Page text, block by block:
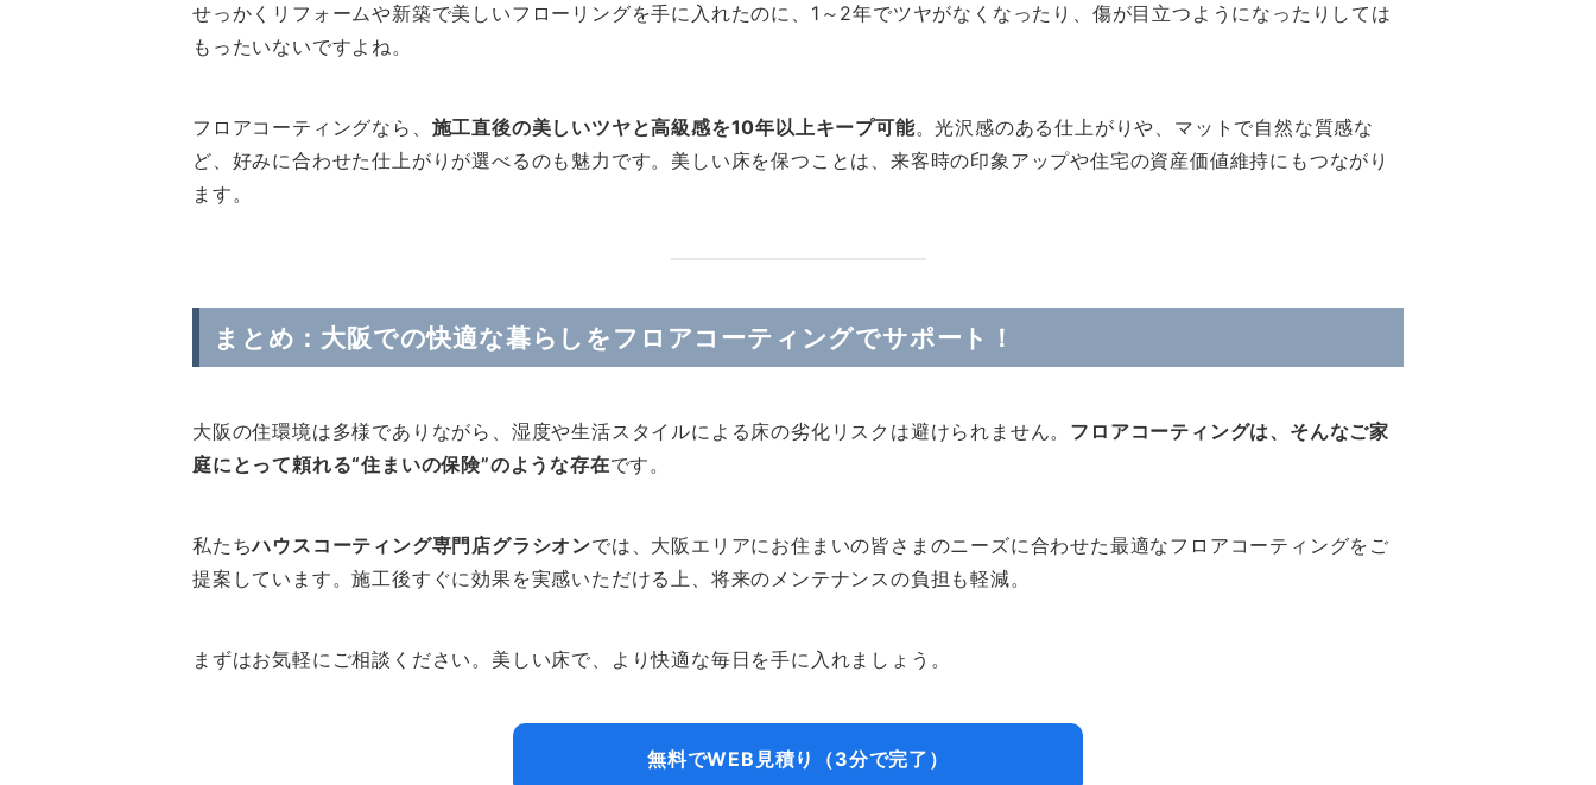
せっかくリフォームや新築で美しいフローリングを手に入れたのに、1～2年でツヤがなくなったり、傷が目立つようになったりしては
もったいないですよね。
フロアコーティングなら、 施工直後の美しいツヤと高級感を10年以上キープ可能。光沢感のある仕上がりや、マットで自然な質感な
ど、好みに合わせた仕上がりが選べるのも魅力です。美しい床を保つことは、来客時の印象アップや住宅の資産価値維持にもつながり
ます。
まとめ：大阪での快適な暮らしをフロアコーティングでサポート！
大阪の住環境は多様でありながら、湿度や生活スタイルによる床の劣化リスクは避けられません。 フロアコーティングは、そんなご家
庭にとって頼れる“住まいの保険”のような存在です。
私たちハウスコーティング専門店グラシオンでは、大阪エリアにお住まいの皆さまのニーズに合わせた最適なフロアコーティングをご
提案しています。施工後すぐに効果を実感いただける上、将来のメンテナンスの負担も軽減。
まずはお気軽にご相談ください。美しい床で、より快適な毎日を手に入れましょう。
無料でWEB見積り（3分で完了）